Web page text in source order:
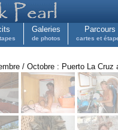
Galeries
de photos
Parcours
cartes et
/ Octobre : Puerto La Cruz